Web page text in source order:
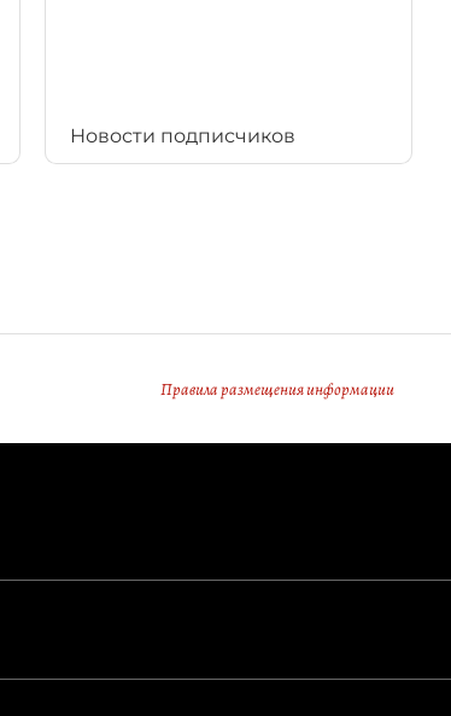
Новости подписчиков
Правила размещения информации